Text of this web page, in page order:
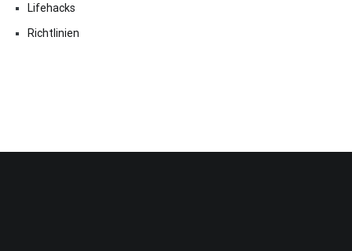
Lifehacks
Richtlinien